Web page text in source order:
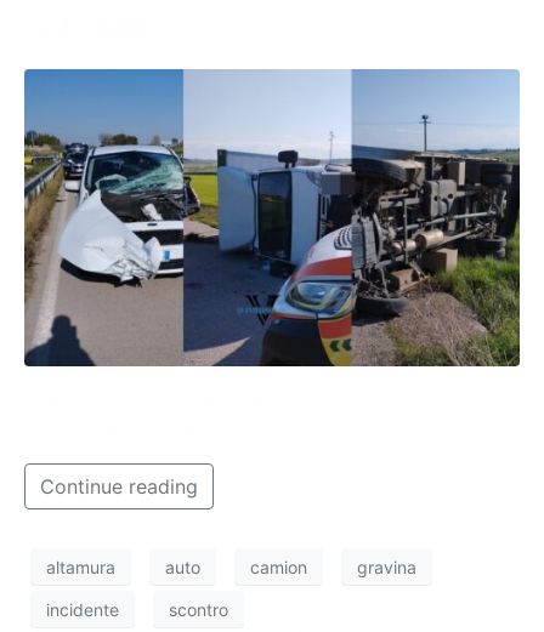
Continue reading
altamura auto camion gravina
incidente scontro